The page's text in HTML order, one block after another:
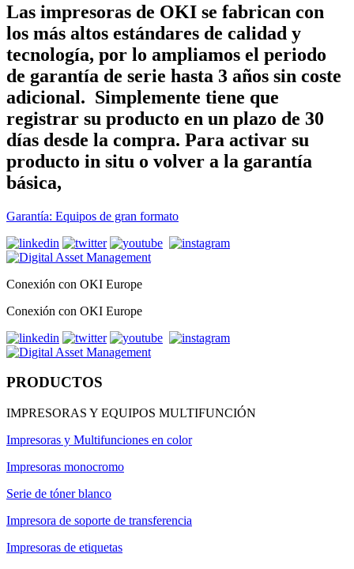
Las impresoras de OKI se fabrican con
los más altos estándares de calidad y
tecnología, por lo ampliamos el periodo
de garantía de serie hasta 3 años sin coste
adicional. Simplemente tiene que
registrar su producto en un plazo de 30
días desde la compra. Para activar su
producto in situ o volver a la garantía
básica,
Garantía: Equipos de gran formato
Conexión con OKI Europe
Conexión con OKI Europe
PRODUCTOS
IMPRESORAS Y EQUIPOS MULTIFUNCIÓN
Impresoras y Multifunciones en color
Impresoras monocromo
Serie de tóner blanco
Impresora de soporte de transferencia
Impresoras de etiquetas